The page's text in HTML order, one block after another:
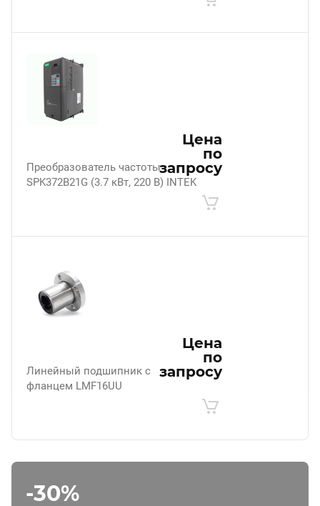
Преобразователь частоты
SPK372B21G (3.7 кВт, 220 В) INTEK
Цена
по
запросу
Линейный подшипник с
фланцем LMF16UU
Цена
по
запросу
-30%